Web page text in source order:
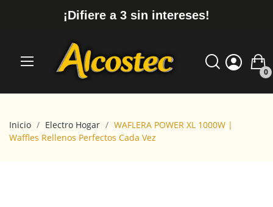
¡Difiere a 3 sin intereses!
0
Inicio Electro Hogar
WAFLERA POWER XL 1000W |
Waffles Rellenos Perfectos Cada Vez